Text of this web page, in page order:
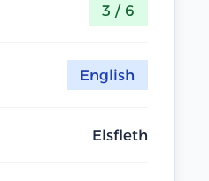
3 / 6
English
Elsfleth